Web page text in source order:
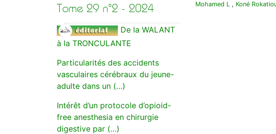
Tome 29 n°2 - 2024
De la WALANT
à la TRONCULANTE
Particularités des accidents
vasculaires cérébraux du jeune-
adulte dans un (…)
Intérêt d’un protocole d’opioid-
free anesthesia en chirurgie
digestive par (…)
Mohamed L , Koné